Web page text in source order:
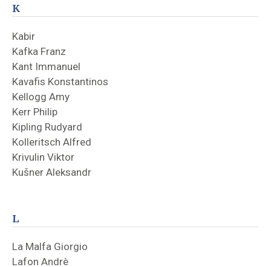
K
Kabir
Kafka Franz
Kant Immanuel
Kavafis Konstantinos
Kellogg Amy
Kerr Philip
Kipling Rudyard
Kolleritsch Alfred
Krivulin Viktor
Kušner Aleksandr
L
La Malfa Giorgio
Lafon Andrè